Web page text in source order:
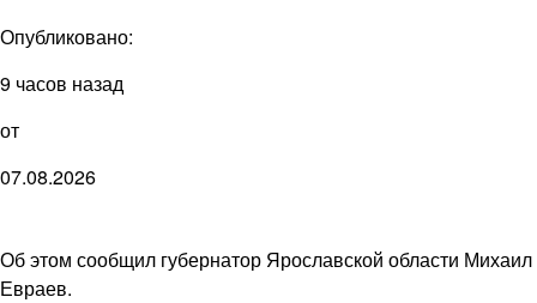
Опубликовано:
9 часов назад
от
07.08.2026
Об этом сообщил губернатор Ярославской области Михаил
Евраев.